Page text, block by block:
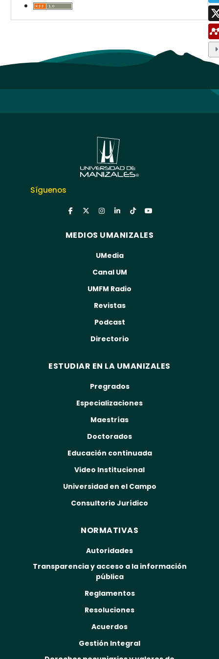
Síguenos
MEDIOS UMANIZALES
UMedia
Canal UM
UMFM Radio
Revistas
Podcast
Directorio
ESTUDIAR EN LA UMANIZALES
Pregrados
Especializaciones
Maestrías
Doctorados
Educación continuada
Video Institucional
Universidad en el Campo
Consultorio Jurídico
NORMATIVAS
Autoridades
Transparencia y acceso a la información
pública
Reglamentos
Resoluciones
Acuerdos
Gestión Integral